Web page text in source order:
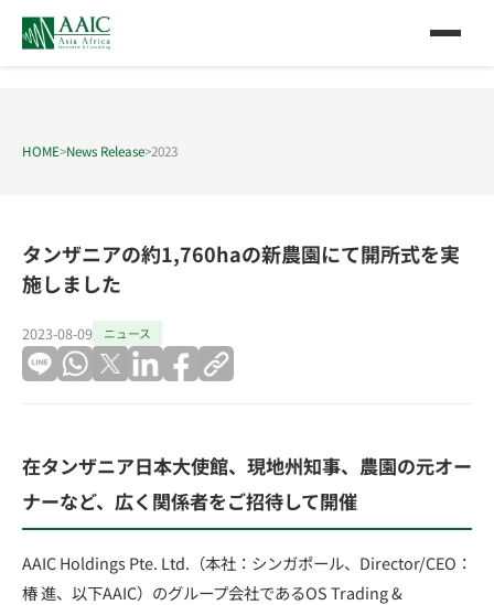
HOME>News Release>2023
タンザニアの約1,760haの新農園にて開所式を実
施しました
2023-08-09 ニュース
在タンザニア日本大使館、現地州知事、農園の元オー
ナーなど、広く関係者をご招待して開催
AAIC Holdings Pte. Ltd.（本社：シンガポール、Director/CEO：
椿 進、以下AAIC）のグループ会社であるOS Trading &